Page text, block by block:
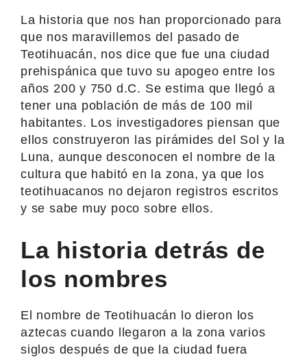
La historia que nos han proporcionado para
que nos maravillemos del pasado de
Teotihuacán, nos dice que fue una ciudad
prehispánica que tuvo su apogeo entre los
años 200 y 750 d.C. Se estima que llegó a
tener una población de más de 100 mil
habitantes. Los investigadores piensan que
ellos construyeron las pirámides del Sol y la
Luna, aunque desconocen el nombre de la
cultura que habitó en la zona, ya que los
teotihuacanos no dejaron registros escritos
y se sabe muy poco sobre ellos.
La historia detrás de
los nombres
El nombre de Teotihuacán lo dieron los
aztecas cuando llegaron a la zona varios
siglos después de que la ciudad fuera